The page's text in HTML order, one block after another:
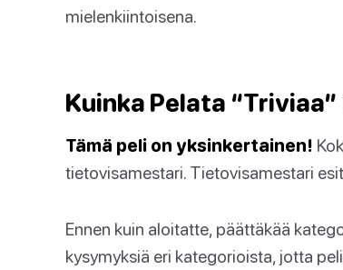
mielenkiintoisena.
Kuinka Pelata
Tämä peli on yksinkertainen!
tietovisamestari. Tietovisamestari
Ennen kuin aloitatte, päättäkää
kysymyksiä eri kategorioista, jotta